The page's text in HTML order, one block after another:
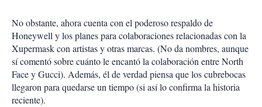
No obstante, ahora cuenta con el poderoso respaldo de
Honeywell y los planes para colaboraciones relacionadas con la
Xupermask con artistas y otras marcas. (No da nombres, aunque
sí comentó sobre cuánto le encantó la colaboración entre North
Face y Gucci). Además, él de verdad piensa que los cubrebocas
llegaron para quedarse un tiempo (si así lo confirma la historia
reciente).